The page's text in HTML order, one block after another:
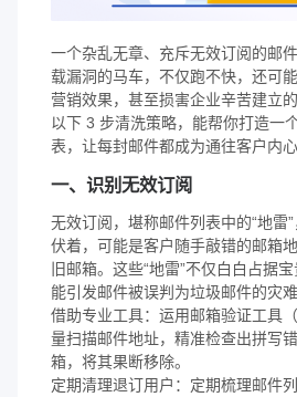
一个杂乱无章、充斥无效订阅的邮
载漏洞的马车，不仅跑不快，还可
营销效果，甚至损害企业辛苦建立
以下 3 步清洗策略，能帮你打造一
表，让每封邮件都成为通往客户内心
一、识别无效订阅
无效订阅，堪称邮件列表中的“地雷
伏着，可能是客户随手敲错的邮箱
旧邮箱。这些“地雷”不仅白白占据
能引发邮件被误判为垃圾邮件的灾难
借助专业工具：运用邮箱验证工具
量扫描邮件地址，精准检查出拼写
箱，将其果断移除。
定期清理退订用户：定期梳理邮件